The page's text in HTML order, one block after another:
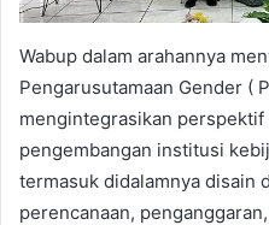
Wabup dalam arahannya
Pengarusutamaan Gender (
mengintegrasikan
pengembangan institusi
termasuk didalamnya disain
perencanaan,